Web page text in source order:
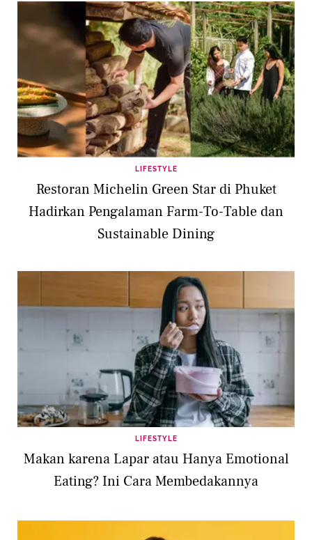
LIFESTYLE
Restoran Michelin Green Star di Phuket
Hadirkan Pengalaman Farm-To-Table dan
Sustainable Dining
LIFESTYLE
Makan karena Lapar atau Hanya Emotional
Eating? Ini Cara Membedakannya